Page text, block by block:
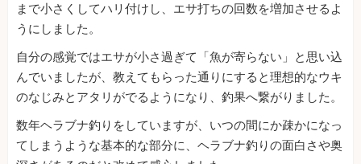
まで小さくしてハリ付けし、エサ打ちの回数を増加させるよ
うにしました。
自分の感覚ではエサが小さ過ぎて「魚が寄らない」と思い込
んでいましたが、教えてもらった通りにすると理想的なウキ
のなじみとアタリがでるようになり、釣果へ繋がりました。
数年ヘラブナ釣りをしていますが、いつの間にか疎かになっ
てしまうような基本的な部分に、ヘラブナ釣りの面白さや奥